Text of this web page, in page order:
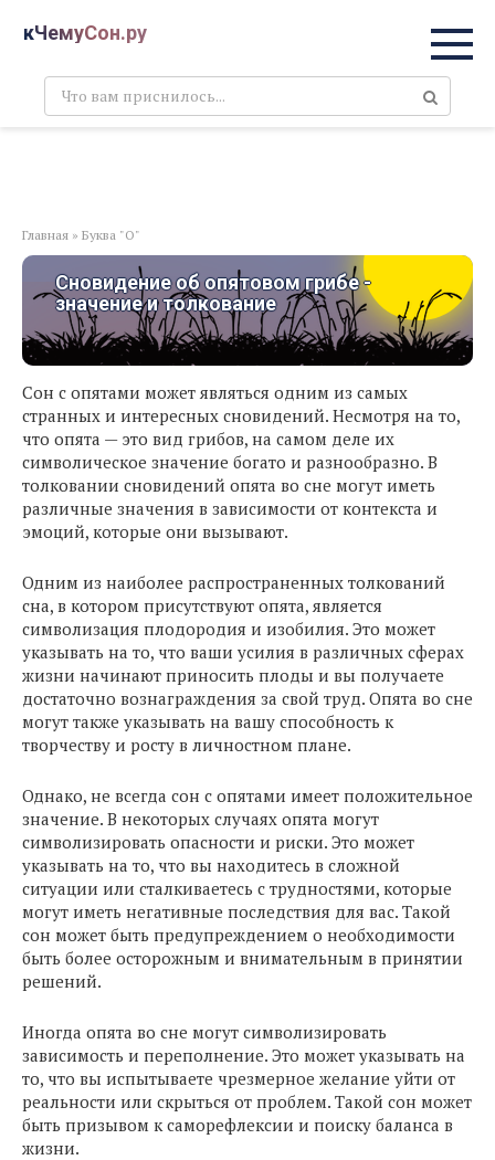
кЧемуСон.ру
Поиск:
Главная » Буква "О"
Сновидение об опятовом грибе -
значение и толкование
Сон с опятами может являться одним из самых
странных и интересных сновидений. Несмотря на то,
что опята — это вид грибов, на самом деле их
символическое значение богато и разнообразно. В
толковании сновидений опята во сне могут иметь
различные значения в зависимости от контекста и
эмоций, которые они вызывают.
Одним из наиболее распространенных толкований
сна, в котором присутствуют опята, является
символизация плодородия и изобилия. Это может
указывать на то, что ваши усилия в различных сферах
жизни начинают приносить плоды и вы получаете
достаточно вознаграждения за свой труд. Опята во сне
могут также указывать на вашу способность к
творчеству и росту в личностном плане.
Однако, не всегда сон с опятами имеет положительное
значение. В некоторых случаях опята могут
символизировать опасности и риски. Это может
указывать на то, что вы находитесь в сложной
ситуации или сталкиваетесь с трудностями, которые
могут иметь негативные последствия для вас. Такой
сон может быть предупреждением о необходимости
быть более осторожным и внимательным в принятии
решений.
Иногда опята во сне могут символизировать
зависимость и переполнение. Это может указывать на
то, что вы испытываете чрезмерное желание уйти от
реальности или скрыться от проблем. Такой сон может
быть призывом к саморефлексии и поиску баланса в
жизни.